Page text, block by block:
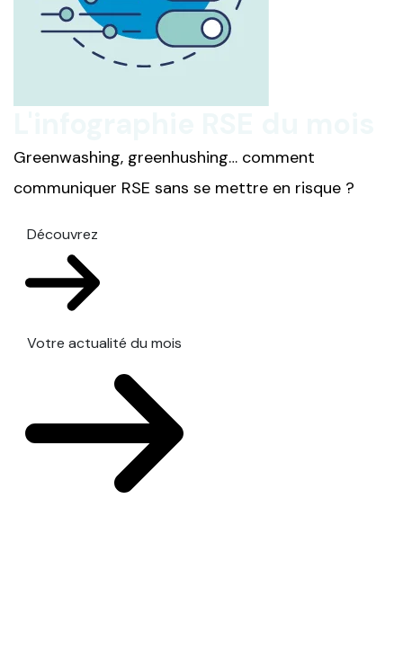
Greenwashing, greenhushing… comment
communiquer RSE sans se mettre en risque ?
Découvrez
Votre actualité du mois